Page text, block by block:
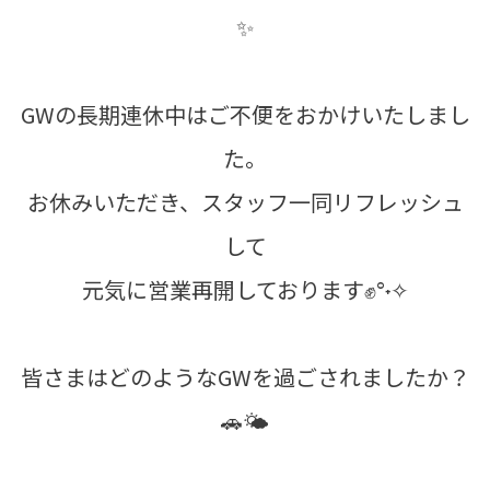
✨
GWの長期連休中はご不便をおかけいたしまし
た。
お休みいただき、スタッフ一同リフレッシュ
して
元気に営業再開しております✊°˖✧
皆さまはどのようなGWを過ごされましたか？
🚗🌤